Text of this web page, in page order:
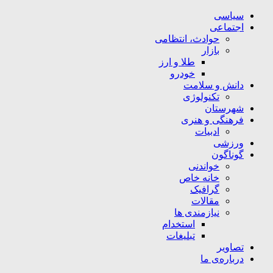
سیاسی
اجتماعی
حوادث، انتظامی
بازار
طلا و ارز
خودرو
دانش و سلامت
تکنولوژی
شهرستان
فرهنگی و هنری
ادبیات
ورزشی
گوناگون
خواندنی
خانه خاص
گرافیک
مقالات
نیازمندی ها
استخدام
تبلیغات
تصاویر
درباره‌ی ما